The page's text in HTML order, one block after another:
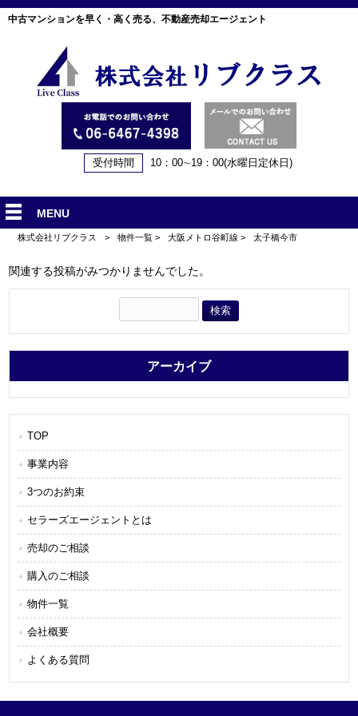
中古マンションを早く・高く売る、不動産売却エージェント
受付時間 10：00∼19：00(水曜日定休日)
MENU
株式会社リブクラス > 物件一覧 > 大阪メトロ谷町線 > 太子橋今市
関連する投稿がみつかりませんでした。
アーカイブ
TOP
事業内容
3つのお約束
セラーズエージェントとは
売却のご相談
購入のご相談
物件一覧
会社概要
よくある質問